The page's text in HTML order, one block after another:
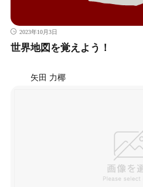
2023年10月3日
世界地図を覚えよう！
矢田 力椰